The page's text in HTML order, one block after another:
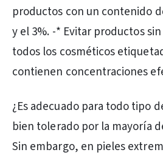
productos con un contenido
y el 3%. -* Evitar productos
todos los cosméticos
contienen concentraciones
¿Es adecuado para todo tipo
bien tolerado por la mayoría
Sin embargo, en pieles